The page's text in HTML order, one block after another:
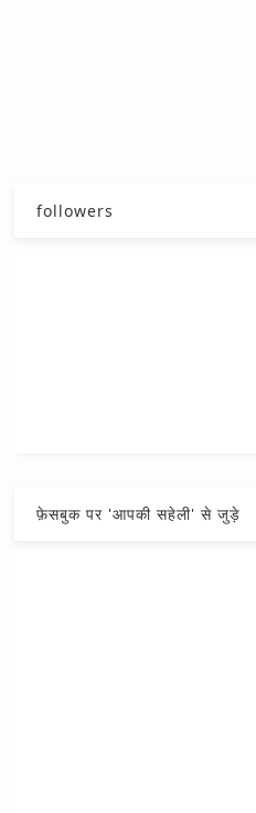
followers
फ़ेसबुक पर 'आपकी सहेली' से जुड़े